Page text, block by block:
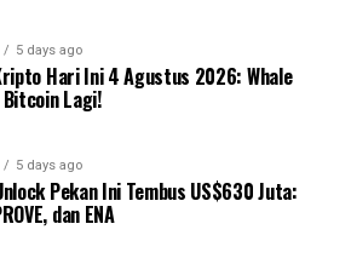
5 days ago
Hari Ini 4 Agustus 2026: Whale
Lagi!
5 days ago
Pekan Ini Tembus US$630 Juta:
dan ENA